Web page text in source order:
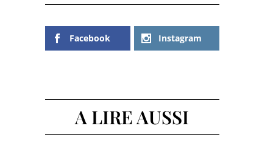
Facebook Instagram
A LIRE AUSSI